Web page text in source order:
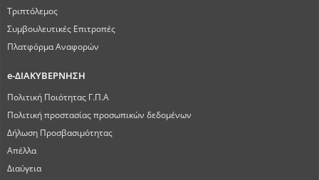
Τριπτόλεμος
Συμβουλευτικές Επιτροπές
Πλατφόρμα Αναφορών
e-ΔΙΑΚΥΒΕΡΝΗΣΗ
Πολιτική Ποιότητας Γ.Π.Α
Πολιτική προστασίας προσωπικών δεδομένων
Δήλωση Προσβασιμότητας
Απέλλα
Διαύγεια